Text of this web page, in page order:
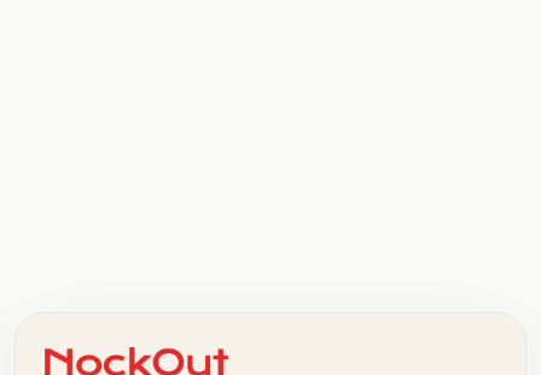
+   .   .   .   .   .   .   .   .   .   +   .   .